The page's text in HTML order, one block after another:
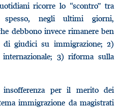
ricorre lo “scontro” tra
spesso, negli ultimi giorni,
debbono invece rimanere ben
giudici su immigrazione; 2)
internazionale; 3) riforma sulla
per il merito dei
immigrazione da magistrati